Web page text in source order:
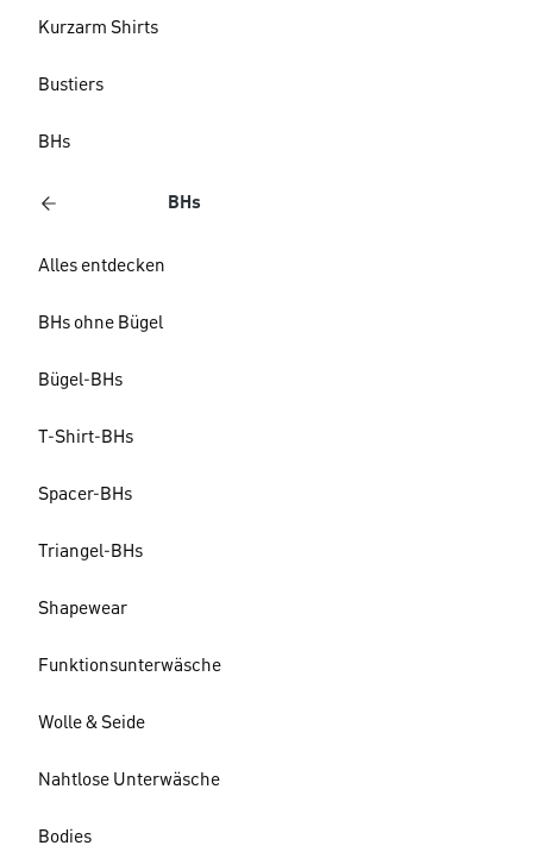
Kurzarm Shirts
Bustiers
BHs
BHs
Alles entdecken
BHs ohne Bügel
Bügel-BHs
T-Shirt-BHs
Spacer-BHs
Triangel-BHs
Shapewear
Funktionsunterwäsche
Wolle & Seide
Nahtlose Unterwäsche
Bodies